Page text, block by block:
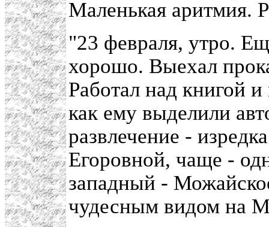
Маленькая аритмия.
"23 февраля, утро.
хорошо. Выехал
Работал над книгой
как ему выделили
развлечение -
Егоровной, чаще -
западный -
чудесным видом на